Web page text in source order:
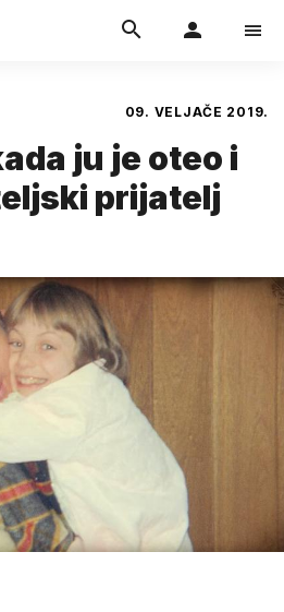
09. VELJAČE 2019.
ju je oteo i
prijatelj